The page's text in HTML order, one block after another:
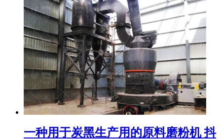
一种用于炭黑生产用的原料磨粉机 抖